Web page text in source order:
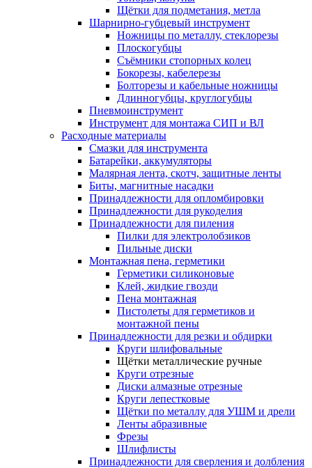
Щётки для подметания, метла
Шарнирно-губцевый инструмент
Ножницы по металлу, стеклорезы
Плоскогубцы
Съёмники стопорных колец
Бокорезы, кабелерезы
Болторезы и кабельные ножницы
Длинногубцы, круглогубцы
Пневмоинструмент
Инструмент для монтажа СИП и ВЛ
Расходные материалы
Смазки для инструмента
Батарейки, аккумуляторы
Малярная лента, скотч, защитные ленты
Биты, магнитные насадки
Принадлежности для опломбировки
Принадлежности для рукоделия
Принадлежности для пиления
Пилки для электролобзиков
Пильные диски
Монтажная пена, герметики
Герметики силиконовые
Клей, жидкие гвозди
Пена монтажная
Пистолеты для герметиков и
монтажной пены
Принадлежности для резки и обдирки
Круги шлифовальные
Щётки металлические ручные
Круги отрезные
Диски алмазные отрезные
Круги лепестковые
Щётки по металлу для УШМ и дрели
Ленты абразивные
Фрезы
Шлифлисты
Принадлежности для сверления и долбления